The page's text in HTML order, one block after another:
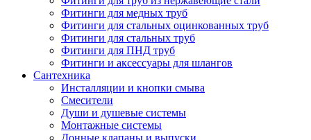
Фитинги для медных труб
Фитинги для стальных оцинкованных труб
Фитинги для стальных труб
Фитинги для ПНД труб
Фитинги и аксессуары для шлангов
Сантехника
Инсталляции и кнопки смыва
Смесители
Души и душевые системы
Монтажные системы
Донные клапаны и выпуски